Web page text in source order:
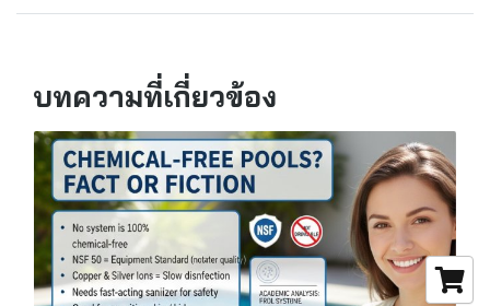
บทความที่เกี่ยวข้อง